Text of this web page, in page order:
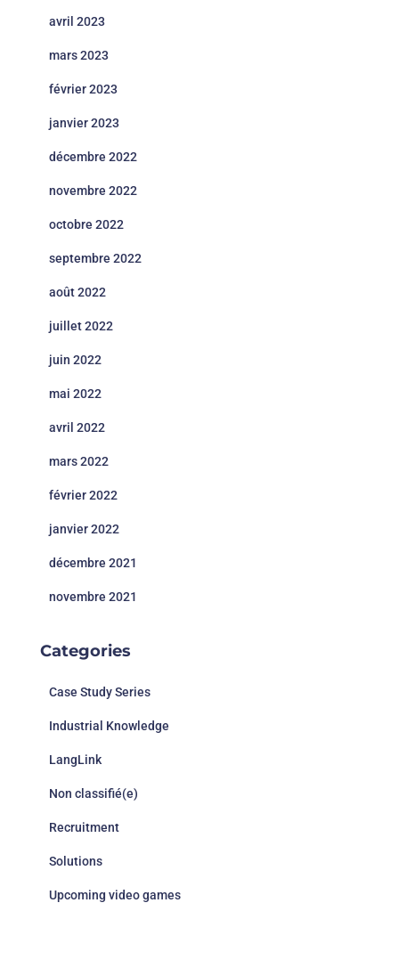
avril 2023
mars 2023
février 2023
janvier 2023
décembre 2022
novembre 2022
octobre 2022
septembre 2022
août 2022
juillet 2022
juin 2022
mai 2022
avril 2022
mars 2022
février 2022
janvier 2022
décembre 2021
novembre 2021
Categories
Case Study Series
Industrial Knowledge
LangLink
Non classifié(e)
Recruitment
Solutions
Upcoming video games